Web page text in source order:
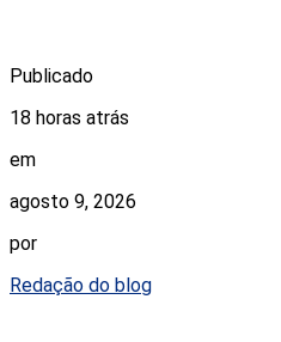
Publicado
18 horas atrás
em
agosto 9, 2026
por
Redação do blog